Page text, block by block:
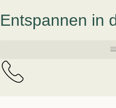
Entspannen in